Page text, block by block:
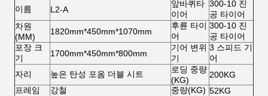
이름 L2-A
앞바퀴타
이어
300-10 진
공 타이어
차원
(MM)
1820mm*450mm*1070mm
후륜 타이
어
300-10 진
공 타이어
포장 크
기
1700mm*450mm*800mm
기어 변위
기
3 스피드 기
어
자리
높은 탄성 포옴 더블 시트
로딩 중량
(KG)
200KG
프레임
강철 중량(KG) 52KG